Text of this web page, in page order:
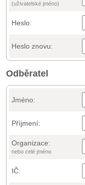
(uživatelské jméno)
Heslo:
Heslo znovu:
Odběratel
Jméno:
Příjmení:
Organizace:
nebo celé jméno
IČ: